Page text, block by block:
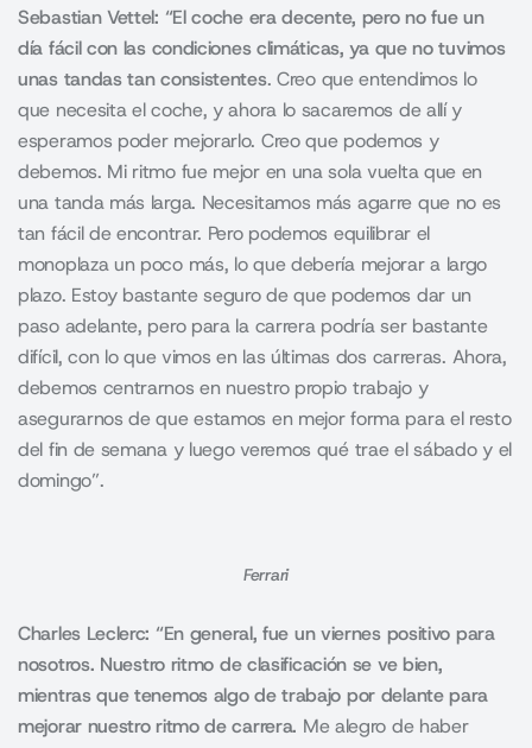
Sebastian Vettel: “El coche era decente, pero no fue un
día fácil con las condiciones climáticas, ya que no tuvimos
unas tandas tan consistentes. Creo que entendimos lo
que necesita el coche, y ahora lo sacaremos de allí y
esperamos poder mejorarlo. Creo que podemos y
debemos. Mi ritmo fue mejor en una sola vuelta que en
una tanda más larga. Necesitamos más agarre que no es
tan fácil de encontrar. Pero podemos equilibrar el
monoplaza un poco más, lo que debería mejorar a largo
plazo. Estoy bastante seguro de que podemos dar un
paso adelante, pero para la carrera podría ser bastante
difícil, con lo que vimos en las últimas dos carreras. Ahora,
debemos centrarnos en nuestro propio trabajo y
asegurarnos de que estamos en mejor forma para el resto
del fin de semana y luego veremos qué trae el sábado y el
domingo”.
Ferrari
Charles Leclerc: “En general, fue un viernes positivo para
nosotros. Nuestro ritmo de clasificación se ve bien,
mientras que tenemos algo de trabajo por delante para
mejorar nuestro ritmo de carrera. Me alegro de haber